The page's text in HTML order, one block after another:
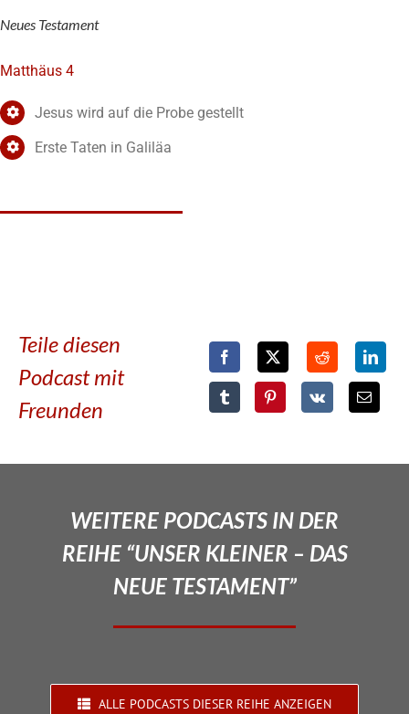
Neues Testament
Matthäus 4
Jesus wird auf die Probe gestellt
Erste Taten in Galiläa
Teile diesen
Podcast mit
Freunden
WEITERE PODCASTS IN DER
REIHE “UNSER KLEINER – DAS
NEUE TESTAMENT”
ALLE PODCASTS DIESER REIHE ANZEIGEN